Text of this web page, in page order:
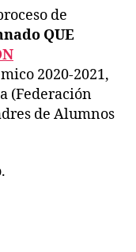
de
QUE
2020-2021,
(Federación
de Alumnos